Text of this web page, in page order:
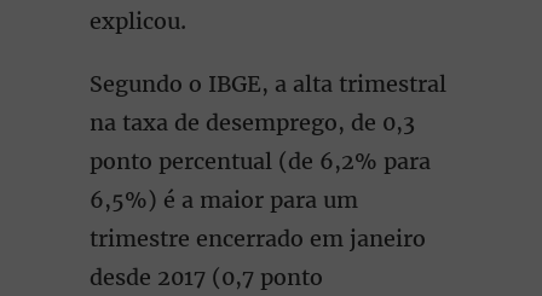
explicou.
Segundo o IBGE, a alta trimestral
na taxa de desemprego, de 0,3
ponto percentual (de 6,2% para
6,5%) é a maior para um
trimestre encerrado em janeiro
desde 2017 (0,7 ponto